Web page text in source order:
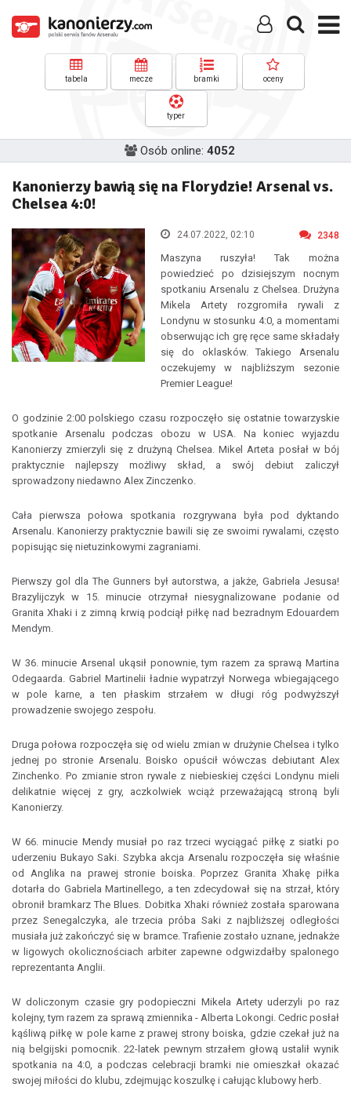
tabela mecze bramki oceny
typer
Osób online: 4052
Kanonierzy bawią się na Florydzie! Arsenal vs.
Chelsea 4:0!
24.07.2022, 02:10 2348
Maszyna ruszyła! Tak można
powiedzieć po dzisiejszym nocnym
spotkaniu Arsenalu z Chelsea. Drużyna
Mikela Artety rozgromiła rywali z
Londynu w stosunku 4:0, a momentami
obserwując ich grę ręce same składały
się do oklasków. Takiego Arsenalu
oczekujemy w najbliższym sezonie
Premier League!
O godzinie 2:00 polskiego czasu rozpoczęło się ostatnie towarzyskie
spotkanie Arsenalu podczas obozu w USA. Na koniec wyjazdu
Kanonierzy zmierzyli się z drużyną Chelsea. Mikel Arteta posłał w bój
praktycznie najlepszy możliwy skład, a swój debiut zaliczył
sprowadzony niedawno Alex Zinczenko.
Cała pierwsza połowa spotkania rozgrywana była pod dyktando
Arsenalu. Kanonierzy praktycznie bawili się ze swoimi rywalami, często
popisując się nietuzinkowymi zagraniami.
Pierwszy gol dla The Gunners był autorstwa, a jakże, Gabriela Jesusa!
Brazylijczyk w 15. minucie otrzymał niesygnalizowane podanie od
Granita Xhaki i z zimną krwią podciął piłkę nad bezradnym Edouardem
Mendym.
W 36. minucie Arsenal ukąsił ponownie, tym razem za sprawą Martina
Odegaarda. Gabriel Martinelii ładnie wypatrzył Norwega wbiegającego
w pole karne, a ten płaskim strzałem w długi róg podwyższył
prowadzenie swojego zespołu.
Druga połowa rozpoczęła się od wielu zmian w drużynie Chelsea i tylko
jednej po stronie Arsenalu. Boisko opuścił wówczas debiutant Alex
Zinchenko. Po zmianie stron rywale z niebieskiej części Londynu mieli
delikatnie więcej z gry, aczkolwiek wciąż przeważającą stroną byli
Kanonierzy.
W 66. minucie Mendy musiał po raz trzeci wyciągać piłkę z siatki po
uderzeniu Bukayo Saki. Szybka akcja Arsenalu rozpoczęła się właśnie
od Anglika na prawej stronie boiska. Poprzez Granita Xhakę piłka
dotarła do Gabriela Martinellego, a ten zdecydował się na strzał, który
obronił bramkarz The Blues. Dobitka Xhaki również została sparowana
przez Senegalczyka, ale trzecia próba Saki z najbliższej odległości
musiała już zakończyć się w bramce. Trafienie zostało uznane, jednakże
w ligowych okolicznościach arbiter zapewne odgwizdałby spalonego
reprezentanta Anglii.
W doliczonym czasie gry podopieczni Mikela Artety uderzyli po raz
kolejny, tym razem za sprawą zmiennika - Alberta Lokongi. Cedric posłał
kąśliwą piłkę w pole karne z prawej strony boiska, gdzie czekał już na
nią belgijski pomocnik. 22-latek pewnym strzałem głową ustalił wynik
spotkania na 4:0, a podczas celebracji bramki nie omieszkał okazać
swojej miłości do klubu, zdejmując koszulkę i całując klubowy herb.